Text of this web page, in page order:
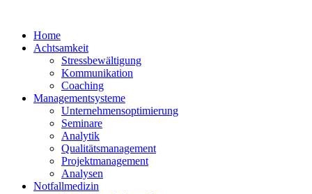
Home
Achtsamkeit
Stressbewältigung
Kommunikation
Coaching
Managementsysteme
Unternehmensoptimierung
Seminare
Analytik
Qualitätsmanagement
Projektmanagement
Analysen
Notfallmedizin